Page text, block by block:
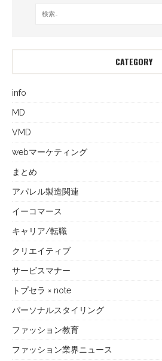
CATEGORY
info
MD
VMD
webマーケティング
まとめ
アパレル製造関連
イーコマース
キャリア/転職
クリエイティブ
サービスマナー
トプセラ × note
パーソナルスタイリング
ファッション教育
ファッション業界ニュース